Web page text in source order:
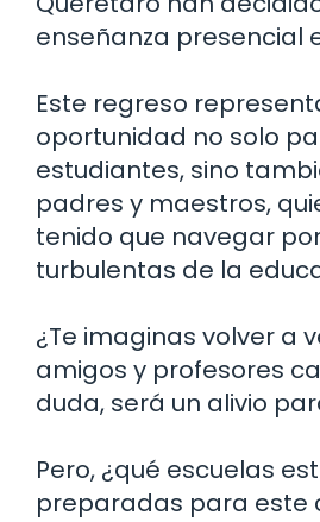
enseñanza presencial
Este regreso
oportunidad no solo
estudiantes, sino
padres y maestros,
tenido que navegar
turbulentas de la
¿Te imaginas volver a
amigos y profesores
duda, será un alivio
Pero, ¿qué escuelas
preparadas para este